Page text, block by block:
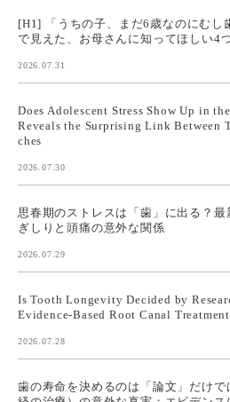
[H1] 「うちの子、まだ6歳なのにむ
で見えた、お母さんに知ってほしい4
2026.07.31
Does Adolescent Stress Show Up in
Reveals the Surprising Link Between
ches
2026.07.30
思春期のストレスは「歯」に出る？
ぎしりと頭痛の意外な関係
2026.07.29
Is Tooth Longevity Decided by
Evidence-Based Root Canal Treatment
2026.07.28
歯の寿命を決めるのは「論文」だけ